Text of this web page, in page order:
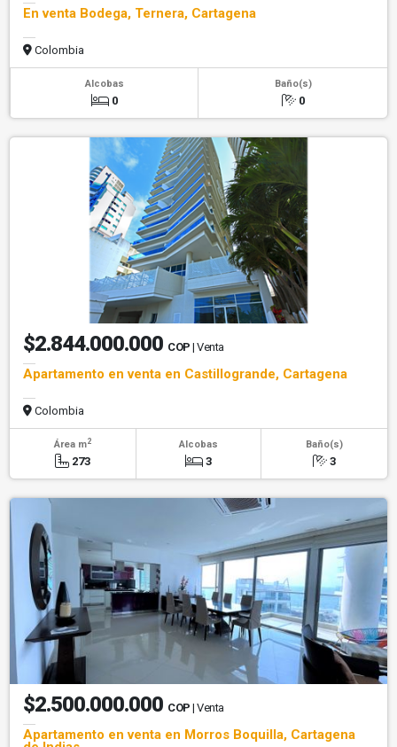
En venta Bodega, Ternera, Cartagena
Colombia
Alcobas
0
Baño(s)
0
$2.844.000.000 COP | Venta
Apartamento en venta en Castillogrande, Cartagena
Colombia
Área m2
273
Alcobas
3
Baño(s)
3
$2.500.000.000 COP | Venta
Apartamento en venta en Morros Boquilla, Cartagena